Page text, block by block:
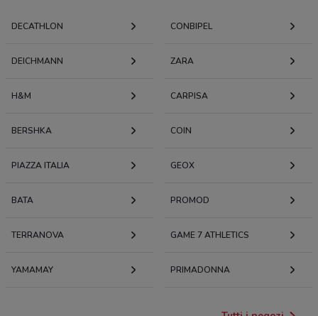
DECATHLON CONBIPEL
DEICHMANN ZARA
H&M CARPISA
BERSHKA COIN
PIAZZA ITALIA GEOX
BATA PROMOD
TERRANOVA GAME 7 ATHLETICS
YAMAMAY PRIMADONNA